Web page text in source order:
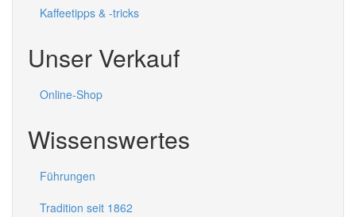
Kaffeetipps & -tricks
Unser Verkauf
Online-Shop
Wissenswertes
Führungen
Tradition seit 1862